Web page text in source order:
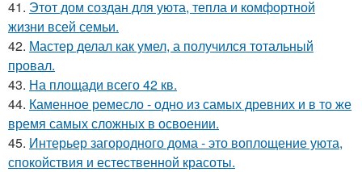
41. Этот дом создан для уюта, тепла и комфортной
жизни всей семьи.
42. Мастер делал как умел, а получился тотальный
провал.
43. На площади всего 42 кв.
44. Каменное ремесло - одно из самых древних и в то же
время самых сложных в освоении.
45. Интерьер загородного дома - это воплощение уюта,
спокойствия и естественной красоты.